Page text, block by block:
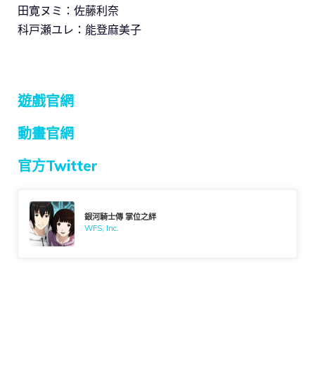
田寛ヌミ：佐藤利奈
科戸瀬ユレ：能登麻美子
遊戲官網
動畫官網
官方Twitter
銀河騎士傳 掌位之絆
WFS, Inc.